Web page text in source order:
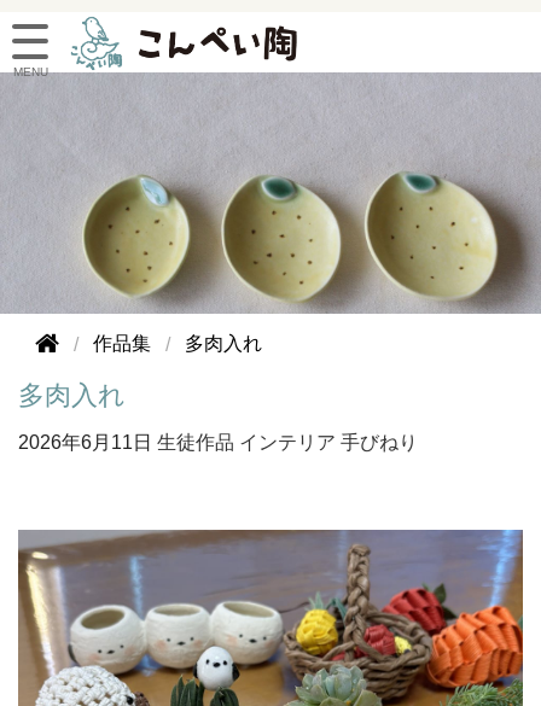
作品集 多肉入れ
多肉入れ
2026年6月11日 生徒作品 インテリア 手びねり